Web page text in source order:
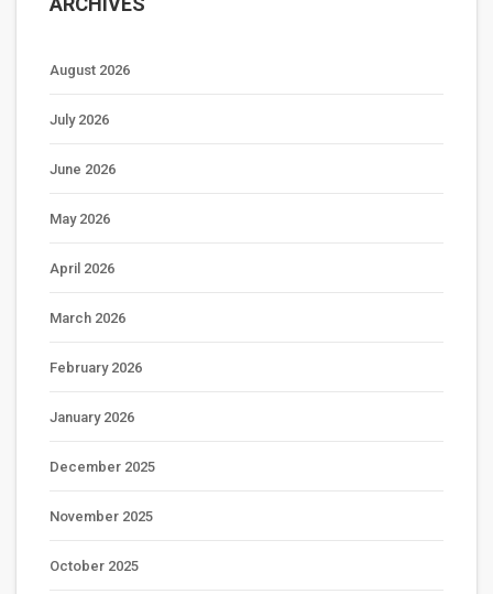
August 2026
July 2026
June 2026
May 2026
April 2026
March 2026
February 2026
January 2026
December 2025
November 2025
October 2025